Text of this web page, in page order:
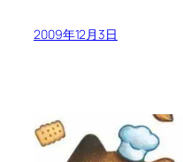
2009年12月3日